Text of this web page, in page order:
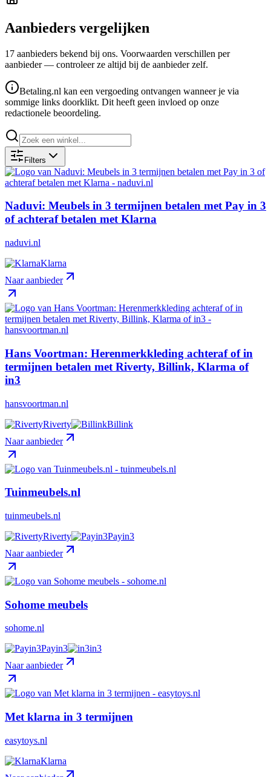
Aanbieders vergelijken
17 aanbieders bekend bij ons. Voorwaarden verschillen per
aanbieder — controleer ze altijd bij de aanbieder zelf.
Betaling.nl kan een vergoeding ontvangen wanneer je via
sommige links doorklikt. Dit heeft geen invloed op onze
redactionele beoordeling.
Filters
Naduvi: Meubels in 3 termijnen betalen met Pay in 3
of achteraf betalen met Klarna
naduvi.nl
Klarna
Naar aanbieder
Hans Voortman: Herenmerkkleding achteraf of in
termijnen betalen met Riverty, Billink, Klarma of
in3
hansvoortman.nl
Riverty
Billink
Naar aanbieder
Tuinmeubels.nl
tuinmeubels.nl
Riverty
Payin3
Naar aanbieder
Sohome meubels
sohome.nl
Payin3
in3
Naar aanbieder
Met klarna in 3 termijnen
easytoys.nl
Klarna